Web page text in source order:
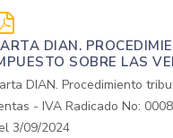
DIAN.
SOBRE LAS
DIAN. Procedimiento
- IVA Radicado No:
3/09/2024